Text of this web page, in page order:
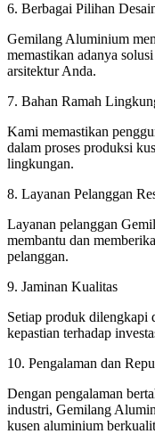
6. Berbagai Pilihan
Gemilang Aluminium
memastikan adanya
arsitektur Anda.
7. Bahan Ramah
Kami memastikan
dalam proses produksi
lingkungan.
8. Layanan Pelanggan
Layanan pelanggan
membantu dan
pelanggan.
9. Jaminan Kualitas
Setiap produk dilengkapi
kepastian terhadap
10. Pengalaman dan
Dengan pengalaman
industri, Gemilang
kusen aluminium